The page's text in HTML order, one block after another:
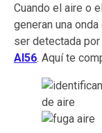
Cuando el aire o
generan una
ser detectada
AI56. Aquí te